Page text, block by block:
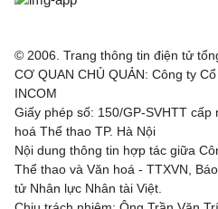
© 2006. Trang thông tin điện tử
CƠ QUAN CHỦ QUẢN: Công ty
INCOM
Giấy phép số: 150/GP-SVHTT
hoá Thể thao TP. Hà Nội
Nội dung thông tin hợp tác giữa
Thể thao và Văn hoá - TTXVN,
tử Nhân lực Nhân tài Việt.